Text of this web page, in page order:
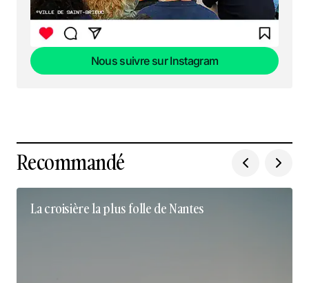
Nous suivre sur Instagram
Recommandé
La croisière la plus folle de Nantes